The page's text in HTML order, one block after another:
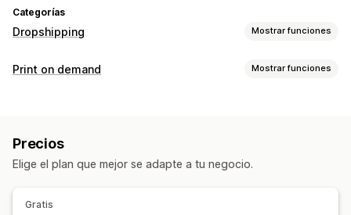
Categorías
Dropshipping Mostrar funciones
Productos que puedes adquirir
Productos para mascotas
Alemania
Print on demand Mostrar funciones
Herramientas de diseño
Embalajes
Personalización Plantillas personalizadas
Precios
Elige el plan que mejor se adapte a tu negocio.
Gratis